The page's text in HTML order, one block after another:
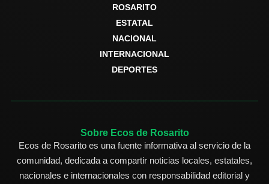
ROSARITO
ESTATAL
NACIONAL
INTERNACIONAL
DEPORTES
Sobre Ecos de Rosarito
Ecos de Rosarito es una fuente informativa al servicio de la
comunidad, dedicada a compartir noticias locales, estatales,
nacionales e internacionales con responsabilidad editorial y